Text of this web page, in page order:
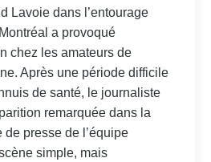
Lavoie dans l’entourage
a provoqué
chez les amateurs de
Après une période difficile
de santé, le journaliste
remarquée dans la
presse de l’équipe
simple, mais